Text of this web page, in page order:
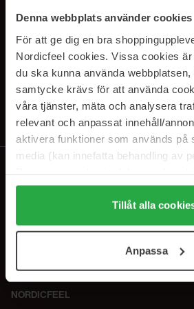
Denna webbplats använder cookies
För att ge dig en bra
Nordicfeel cookies. Vissa cookies
du ska kunna använda webbplatsen,
samtycke krävs för att använda
våra tjänster, mäta och analysera
relevant och anpassat innehåll/
aktivera funktioner som används på
media (kan innefatta behandling av
Genom att trycka på "Tillåt alla
alla cookies, medan du under
användningen av cookies. Du kan
samt vår Integritetspolicy.
Tillåt alla
Anpassa
SUBSCRIBE TO OUR
NEWSLETTER
E-postadresse
Ved å abonnere godtar du vår
NORDICFEEL